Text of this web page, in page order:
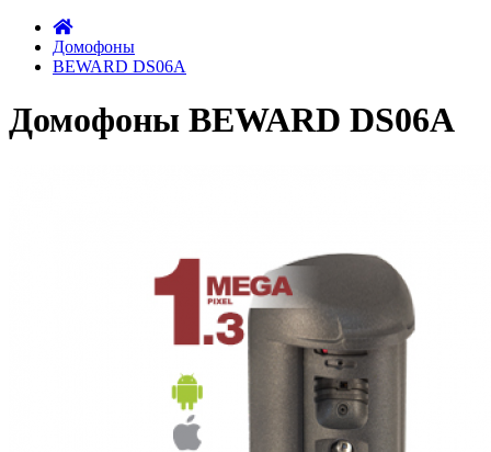
Домофоны
BEWARD DS06A
Домофоны BEWARD DS06A